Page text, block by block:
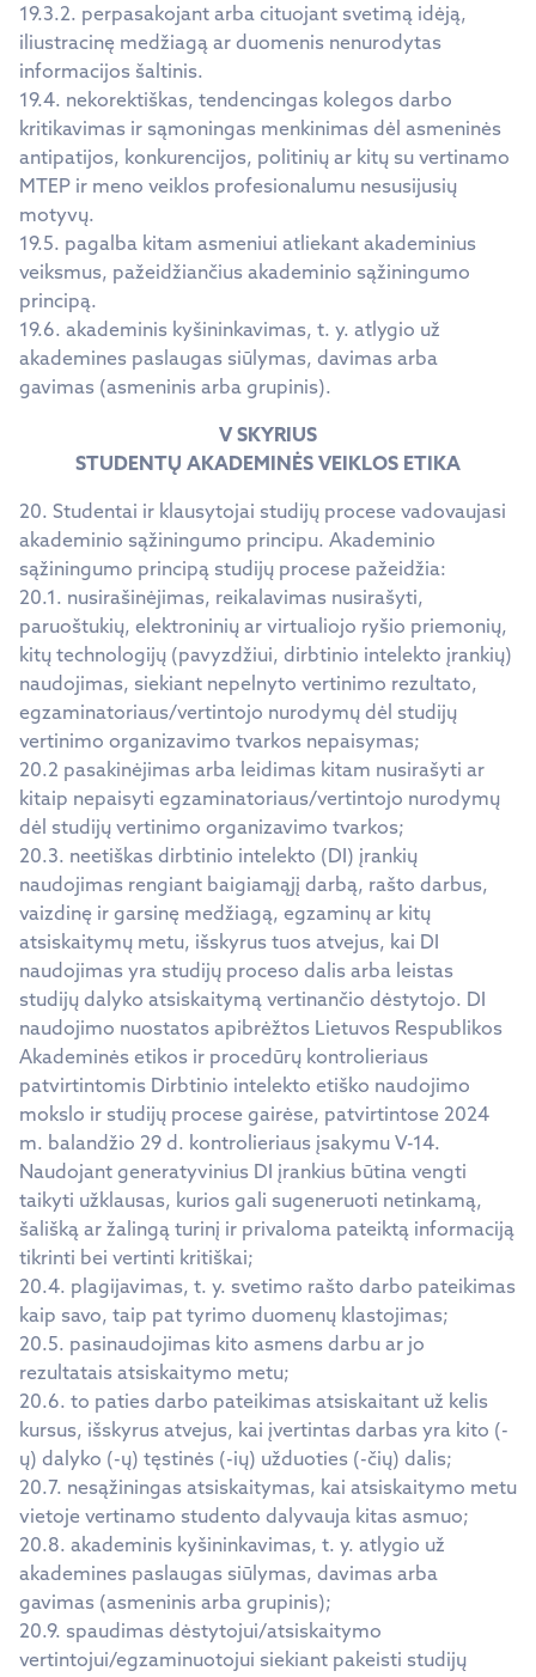
19.3.2. perpasakojant arba cituojant svetimą idėją,
iliustracinę medžiagą ar duomenis nenurodytas
informacijos šaltinis.
19.4. nekorektiškas, tendencingas kolegos darbo
kritikavimas ir sąmoningas menkinimas dėl asmeninės
antipatijos, konkurencijos, politinių ar kitų su vertinamo
MTEP ir meno veiklos profesionalumu nesusijusių
motyvų.
19.5. pagalba kitam asmeniui atliekant akademinius
veiksmus, pažeidžiančius akademinio sąžiningumo
principą.
19.6. akademinis kyšininkavimas, t. y. atlygio už
akademines paslaugas siūlymas, davimas arba
gavimas (asmeninis arba grupinis).
V SKYRIUS
STUDENTŲ AKADEMINĖS VEIKLOS ETIKA
20. Studentai ir klausytojai studijų procese vadovaujasi
akademinio sąžiningumo principu. Akademinio
sąžiningumo principą studijų procese pažeidžia:
20.1. nusirašinėjimas, reikalavimas nusirašyti,
paruoštukių, elektroninių ar virtualiojo ryšio priemonių,
kitų technologijų (pavyzdžiui, dirbtinio intelekto įrankių)
naudojimas, siekiant nepelnyto vertinimo rezultato,
egzaminatoriaus/vertintojo nurodymų dėl studijų
vertinimo organizavimo tvarkos nepaisymas;
20.2 pasakinėjimas arba leidimas kitam nusirašyti ar
kitaip nepaisyti egzaminatoriaus/vertintojo nurodymų
dėl studijų vertinimo organizavimo tvarkos;
20.3. neetiškas dirbtinio intelekto (DI) įrankių
naudojimas rengiant baigiamąjį darbą, rašto darbus,
vaizdinę ir garsinę medžiagą, egzaminų ar kitų
atsiskaitymų metu, išskyrus tuos atvejus, kai DI
naudojimas yra studijų proceso dalis arba leistas
studijų dalyko atsiskaitymą vertinančio dėstytojo. DI
naudojimo nuostatos apibrėžtos Lietuvos Respublikos
Akademinės etikos ir procedūrų kontrolieriaus
patvirtintomis Dirbtinio intelekto etiško naudojimo
mokslo ir studijų procese gairėse, patvirtintose 2024
m. balandžio 29 d. kontrolieriaus įsakymu V-14.
Naudojant generatyvinius DI įrankius būtina vengti
taikyti užklausas, kurios gali sugeneruoti netinkamą,
šališką ar žalingą turinį ir privaloma pateiktą informaciją
tikrinti bei vertinti kritiškai;
20.4. plagijavimas, t. y. svetimo rašto darbo pateikimas
kaip savo, taip pat tyrimo duomenų klastojimas;
20.5. pasinaudojimas kito asmens darbu ar jo
rezultatais atsiskaitymo metu;
20.6. to paties darbo pateikimas atsiskaitant už kelis
kursus, išskyrus atvejus, kai įvertintas darbas yra kito (-
ų) dalyko (-ų) tęstinės (-ių) užduoties (-čių) dalis;
20.7. nesąžiningas atsiskaitymas, kai atsiskaitymo metu
vietoje vertinamo studento dalyvauja kitas asmuo;
20.8. akademinis kyšininkavimas, t. y. atlygio už
akademines paslaugas siūlymas, davimas arba
gavimas (asmeninis arba grupinis);
20.9. spaudimas dėstytojui/atsiskaitymo
vertintojui/egzaminuotojui siekiant pakeisti studijų